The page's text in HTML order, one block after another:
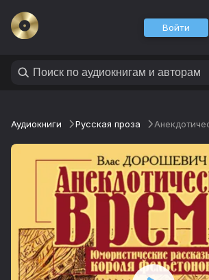
Войти
Аудиокниги Русская проза